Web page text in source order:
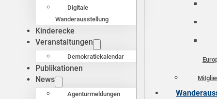
Digitale
Wanderausstellung
Kinderecke
Veranstaltungen
Demokratiekalendar
Publikationen
News
Agenturmeldungen